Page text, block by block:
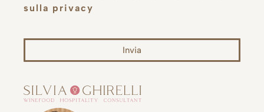
sulla privacy
Invia